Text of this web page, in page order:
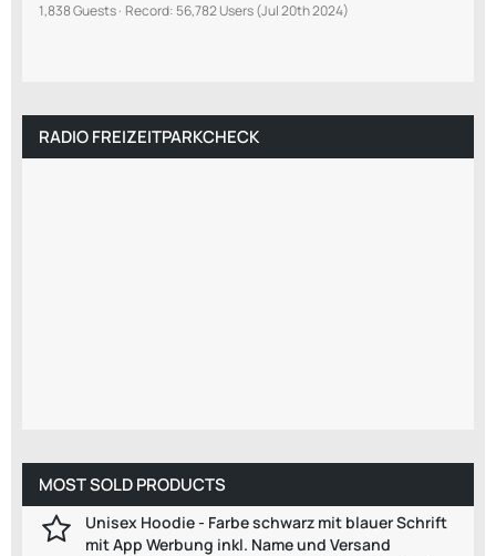
1,838 Guests Record: 56,782 Users (Jul 20th 2024)
RADIO FREIZEITPARKCHECK
MOST SOLD PRODUCTS
Unisex Hoodie - Farbe schwarz mit blauer Schrift
mit App Werbung inkl. Name und Versand